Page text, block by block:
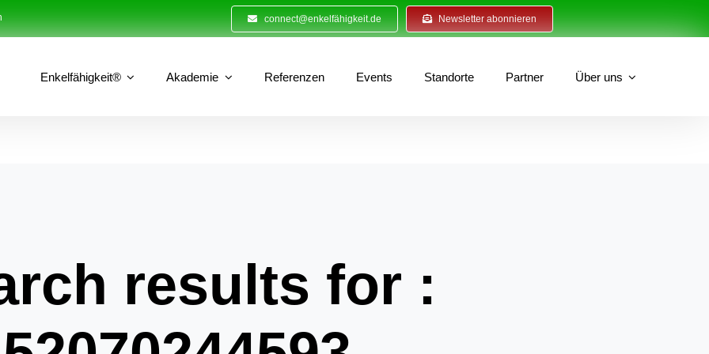
connect@enkelfähigkeit.de Newsletter abonnieren
Enkelfähigkeit® Akademie Referenzen Events Standorte Partner Über uns
results for :